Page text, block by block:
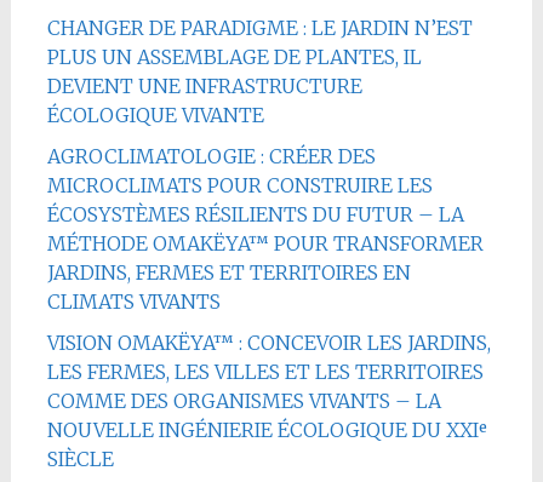
CHANGER DE PARADIGME : LE JARDIN N’EST
PLUS UN ASSEMBLAGE DE PLANTES, IL
DEVIENT UNE INFRASTRUCTURE
ÉCOLOGIQUE VIVANTE
AGROCLIMATOLOGIE : CRÉER DES
MICROCLIMATS POUR CONSTRUIRE LES
ÉCOSYSTÈMES RÉSILIENTS DU FUTUR – LA
MÉTHODE OMAKËYA™ POUR TRANSFORMER
JARDINS, FERMES ET TERRITOIRES EN
CLIMATS VIVANTS
VISION OMAKËYA™ : CONCEVOIR LES JARDINS,
LES FERMES, LES VILLES ET LES TERRITOIRES
COMME DES ORGANISMES VIVANTS – LA
NOUVELLE INGÉNIERIE ÉCOLOGIQUE DU XXIᵉ
SIÈCLE